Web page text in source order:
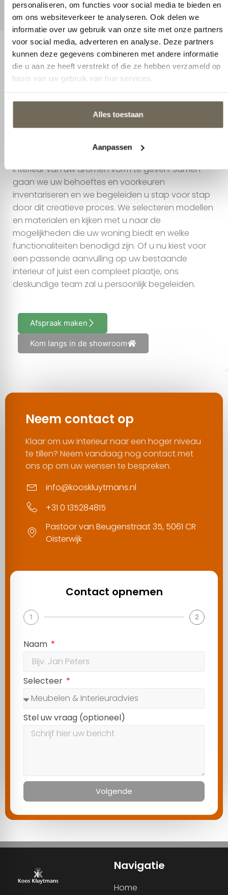
personaliseren, om functies voor social media te bieden en
om ons websiteverkeer te analyseren. Ook delen we
informatie over uw gebruik van onze site met onze partners
voor social media, adverteren en analyse. Deze partners
kunnen deze gegevens combineren met andere informatie
die u aan ze heeft verstrekt of die ze hebben verzameld op
basis van uw gebruik van hun services.
Alles toestaan
Aanpassen
Interieuradvies
Droomt u al jaren van een
interieur dat bij u past?
Droomt u al jaren van een interieur dat bij u past?
interieur van uw dromen vorm te geven. Samen
gaan we uw behoeftes en voorkeuren
inventariseren en we begeleiden u stap voor stap
door dit creatieve proces. We selecteren modellen
en materialen en kijken met u naar de
mogelijkheden die uw woning biedt en welke
functionaliteiten benodigd zijn. Of u nu kiest voor
een passende aanvulling op uw bestaande
interieur of juist een compleet plaatje, ons
deskundige team zal u persoonlijk begeleiden.
Afspraak maken
Kom langs in de showroom
Neem contact op
Klaar om uw interieur naar een hoger niveau
te tillen? Neem vandaag nog contact met
ons op om uw wensen te bespreken.
info@kooskluytmans.nl
+31 0 135284815
Pastoor van Beugenstraat 35, 5061 CR
Oisterwijk
Contact opnemen
1 2
Naam
Selecteer
Stel uw vraag (optioneel)
Volgende
Navigatie
Home